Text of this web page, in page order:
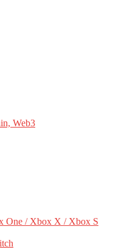
Web3
One / Xbox X / Xbox S